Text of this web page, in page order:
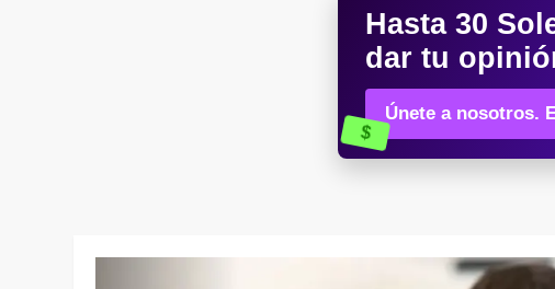
$
Hasta 30
dar tu
Únete a nosotros.